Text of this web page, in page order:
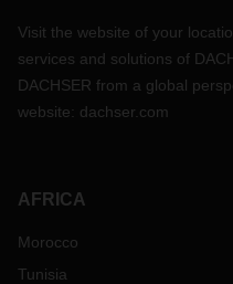
Visit the website of your
services and solutions of
DACHSER from a global
website: dachser.com
AFRICA
Morocco
Tunisia